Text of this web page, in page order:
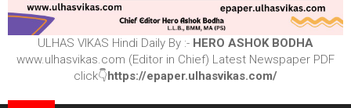
ULHAS VIKAS Hindi Daily By :- HERO ASHOK BODHA
www.ulhasvikas.com (Editor in Chief) Latest Newspaper PDF
click👇https://epaper.ulhasvikas.com/